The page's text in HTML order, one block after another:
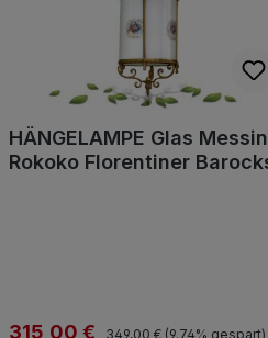
HÄNGELAMPE Glas
Rokoko Florentiner
Verkaufspreis:
315,00 € Regulärer Preis:
349,00 € (9.74% gespart)